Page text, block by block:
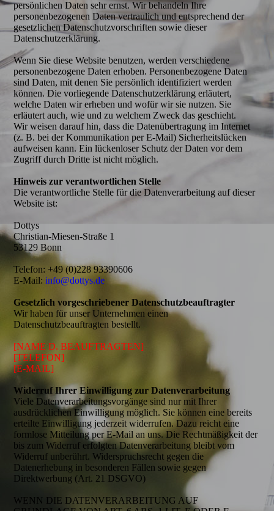
persönlichen Daten sehr ernst. Wir behandeln Ihre
personenbezogenen Daten vertraulich und entsprechend der
gesetzlichen Datenschutzvorschriften sowie dieser
Datenschutzerklärung.
Wenn Sie diese Website benutzen, werden verschiedene
personenbezogene Daten erhoben. Personenbezogene Daten
sind Daten, mit denen Sie persönlich identifiziert werden
können. Die vorliegende Datenschutzerklärung erläutert,
welche Daten wir erheben und wofür wir sie nutzen. Sie
erläutert auch, wie und zu welchem Zweck das geschieht.
Wir weisen darauf hin, dass die Datenübertragung im Internet
(z. B. bei der Kommunikation per E-Mail) Sicherheitslücken
aufweisen kann. Ein lückenloser Schutz der Daten vor dem
Zugriff durch Dritte ist nicht möglich.
Hinweis zur verantwortlichen Stelle
Die verantwortliche Stelle für die Datenverarbeitung auf dieser
Website ist:
Dottys
Christian-Miesen-Straße 1
53129 Bonn
Telefon: +49 (0)228 93390606
E-Mail:info@dottys.de
Gesetzlich vorgeschriebener Datenschutz­beauftragter
Wir haben für unser Unternehmen einen
Datenschutzbeauftragten bestellt.
[NAME D. BEAUFTRAGTEN]
[TELEFON]
[E-MAIL]
Widerruf Ihrer Einwilligung zur Datenverarbeitung
Viele Datenverarbeitungsvorgänge sind nur mit Ihrer
ausdrücklichen Einwilligung möglich. Sie können eine bereits
erteilte Einwilligung jederzeit widerrufen. Dazu reicht eine
formlose Mitteilung per E-Mail an uns. Die Rechtmäßigkeit der
bis zum Widerruf erfolgten Datenverarbeitung bleibt vom
Widerruf unberührt. Widerspruchsrecht gegen die
Datenerhebung in besonderen Fällen sowie gegen
Direktwerbung (Art. 21 DSGVO)
WENN DIE DATENVERARBEITUNG AUF